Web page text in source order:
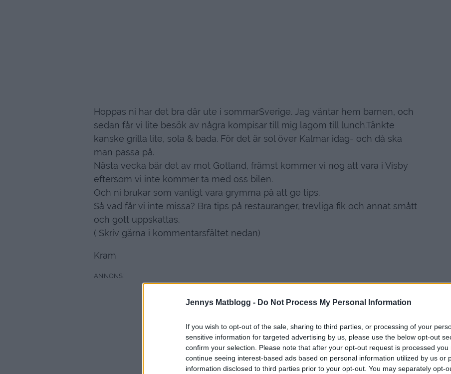
Jennys Matblogg - Do Not Process My Personal Information
If you wish to opt-out of the sale, sharing to third parties, or processing of your
sensitive information for targeted advertising by us, please use the below opt-out
confirm your selection. Please note that after your opt-out request is processed you
continue seeing interest-based ads based on personal information utilized by us or
information disclosed to third parties prior to your opt-out. You may separately opt-
Hoppas ni har det bra där ute i sommarSverige. Jag väntar hem barnen, och
sedan får vi lite besök av några kompisar till mig lagom till lunch.Tänkte
kanske grilla lite, sola & bada. För det är sol över Kalmar idag- och då ska
man passa på.
Nästa vecka bär det av mot Gotland, främst kommer vi nog att vara i Visby
eftersom vi inte kommer ta med oss bilen.
Och ni brukar som vanligt vara grymma på att ge tips.
Så vad får vi inte missa? Bra tips på restauranger, trevliga fik och annat smått
och gott uppskattas.
( Skriv gärna i kommentarsfältet nedan)
Kram